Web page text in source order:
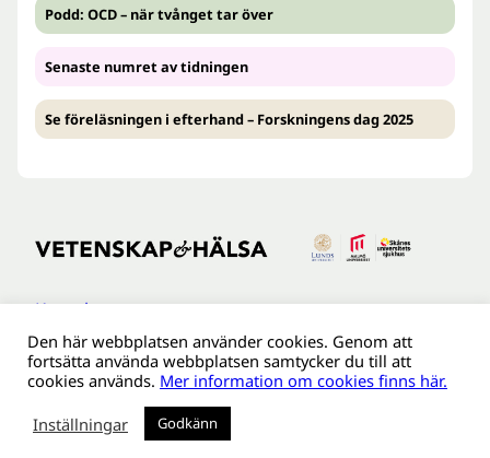
Podd: OCD – när tvånget tar över
Senaste numret av tidningen
Se föreläsningen i efterhand – Forskningens dag 2025
Kontakt
Tillgänglighetsredogöreldse
Om webbplatsen
Behandling av personuppgifter
Den här webbplatsen använder cookies. Genom att
fortsätta använda webbplatsen samtycker du till att
cookies används. Mer information om cookies finns här.
Inställningar
Godkänn